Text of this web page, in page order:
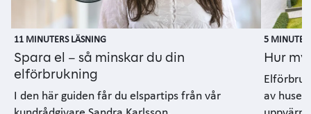
11 MINUTERS LÄSNING
Spara el – så minskar du din
elförbrukning
I den här guiden får du elspartips från vår
5
Hur
av